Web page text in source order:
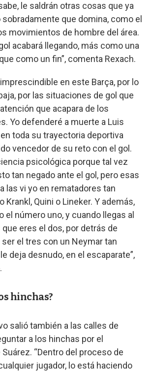
le saldrán otras cosas que ya
que domina, como el
movimientos de hombre del área.
acabará llegando, más como una
como un fin”, comenta Rexach.
en este Barça, por lo
por las situaciones de gol que
que acapara de los
Yo defenderé a muerte a Luis
toda su trayectoria deportiva
vencedor de su reto con el gol.
psicológica porque tal vez
tan negado ante el gol, pero esas
las vi yo en rematadores tan
Krankl, Quini o Lineker. Y además,
el número uno, y cuando llegas al
que eres el dos, por detrás de
el tres con un Neymar tan
deja desnudo, en el escaparate”,
hinchas?
salió también a las calles de
a los hinchas por el
“Dentro del proceso de
jugador, lo está haciendo